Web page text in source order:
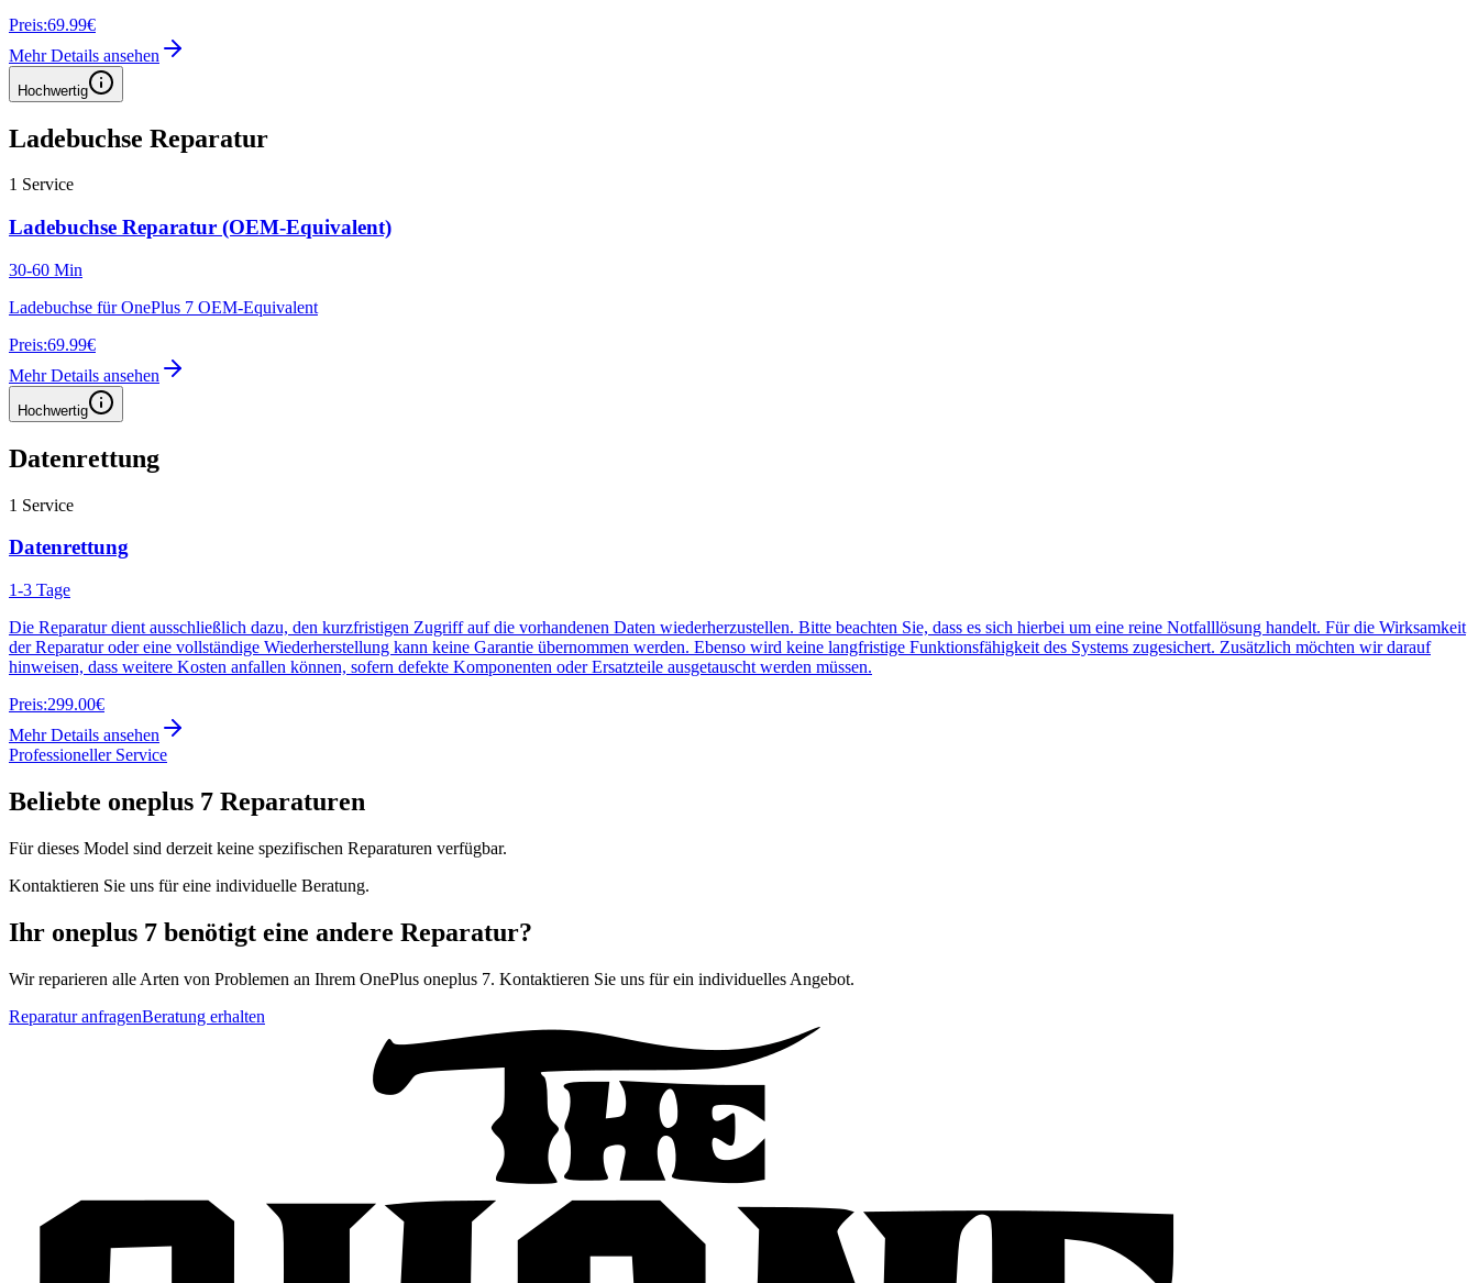
Preis:69.99€
Mehr Details ansehen
Hochwertig
Ladebuchse Reparatur
1 Service
Ladebuchse Reparatur (OEM-Equivalent)
30-60 Min
Ladebuchse für OnePlus 7 OEM-Equivalent
Preis:69.99€
Mehr Details ansehen
Hochwertig
Datenrettung
1 Service
Datenrettung
1-3 Tage
Die Reparatur dient ausschließlich dazu, den kurzfristigen Zugriff auf die vorhandenen Daten wiederherzustellen. Bitte beachten Sie, dass es sich hierbei um eine reine Notfalllösung handelt. Für die Wirksamkeit
der Reparatur oder eine vollständige Wiederherstellung kann keine Garantie übernommen werden. Ebenso wird keine langfristige Funktionsfähigkeit des Systems zugesichert. Zusätzlich möchten wir darauf
hinweisen, dass weitere Kosten anfallen können, sofern defekte Komponenten oder Ersatzteile ausgetauscht werden müssen.
Preis:299.00€
Mehr Details ansehen
Professioneller Service
Beliebte oneplus 7 Reparaturen
Für dieses Model sind derzeit keine spezifischen Reparaturen verfügbar.
Kontaktieren Sie uns für eine individuelle Beratung.
Ihr oneplus 7 benötigt eine andere Reparatur?
Wir reparieren alle Arten von Problemen an Ihrem OnePlus oneplus 7. Kontaktieren Sie uns für ein individuelles Angebot.
Reparatur anfragenBeratung erhalten